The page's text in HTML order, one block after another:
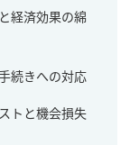
経済効果の綿
続きへの対応
トと機会損失